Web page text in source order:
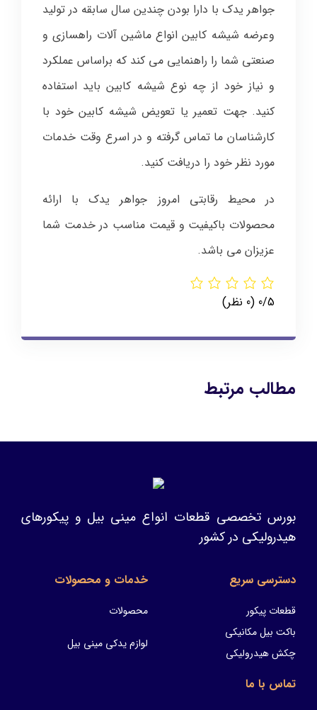
جواهر یدک با دارا بودن چندین سال سابقه در تولید
وعرضه شیشه کابین انواع ماشین آلات راهسازی و
صنعتی شما را راهنمایی می کند که براساس عملکرد
و نیاز خود از چه نوع شیشه کابین باید استفاده
کنید. جهت تعمیر یا تعویض شیشه کابین خود با
کارشناسان ما تماس گرفته و در اسرع وقت خدمات
مورد نظر خود را دریافت کنید.
در محیط رقابتی امروز جواهر یدک با ارائه
محصولات باکیفیت و قیمت مناسب در خدمت شما
عزیزان می باشد.
‫0/5 ‫(0 نظر)
مطالب مرتبط
بورس تخصصی قطعات انواع مینی بیل و پیکورهای
هیدرولیکی در کشور
دسترسی سریع
قطعات پیکور
باکت بیل مکانیکی
چکش هیدرولیکی
خدمات و محصولات
محصولات
لوازم یدکی مینی بیل
تماس با ما